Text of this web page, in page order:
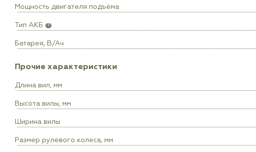
Мощность двигателя подъёма
Тип АКБ ?
Батарея, В/Ач
Прочие характеристики
Длина вил, мм
Высота вилы, мм
Ширина вилы
Размер рулевого колеса, мм